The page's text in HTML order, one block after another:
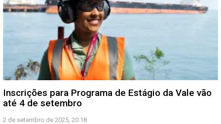
Inscrições para Programa de Estágio da Vale vão
até 4 de setembro
2 de setembro de 2025, 20:18